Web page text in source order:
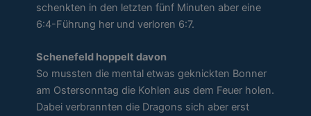
schenkten in den letzten fünf Minuten aber eine
6:4-Führung her und verloren 6:7.
Schenefeld hoppelt davon
So mussten die mental etwas geknickten Bonner
am Ostersonntag die Kohlen aus dem Feuer holen.
Dabei verbrannten die Dragons sich aber erst